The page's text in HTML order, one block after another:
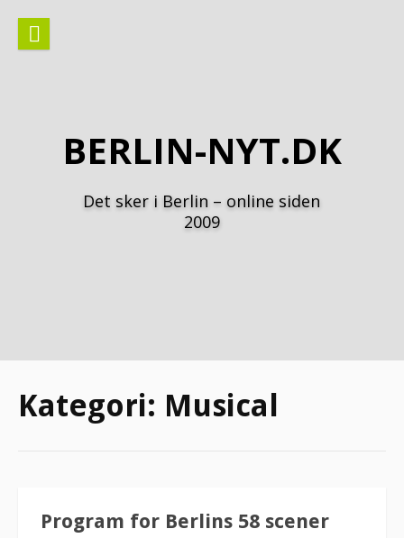
indhold
BERLIN-NYT.DK
Det sker i Berlin – online siden
2009
Kategori: Musical
Program for Berlins 58 scener